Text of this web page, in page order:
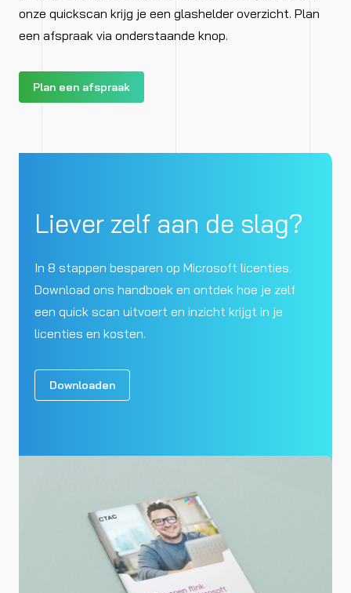
onze quickscan krijg je een glashelder overzicht. Plan
een afspraak via onderstaande knop.
Plan een afspraak
Liever zelf aan de slag?
In 8 stappen besparen op Microsoft licenties.
Download ons handboek en ontdek hoe je zelf
een quick scan uitvoert en inzicht krijgt in je
licenties en kosten.
Downloaden